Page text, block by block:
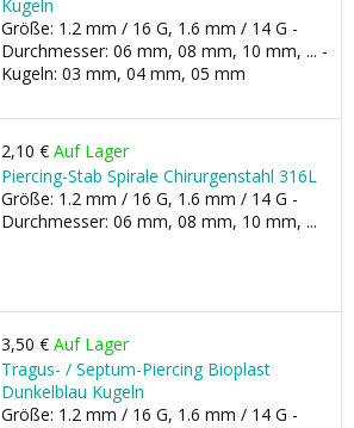
Kugeln
Größe: 1.2 mm / 16 G, 1.6 mm / 14 G -
Durchmesser: 06 mm, 08 mm, 10 mm, ... -
Kugeln: 03 mm, 04 mm, 05 mm
2,10 € Auf Lager
Piercing-Stab Spirale Chirurgenstahl 316L
Größe: 1.2 mm / 16 G, 1.6 mm / 14 G -
Durchmesser: 06 mm, 08 mm, 10 mm, ...
3,50 € Auf Lager
Tragus- / Septum-Piercing Bioplast
Dunkelblau Kugeln
Größe: 1.2 mm / 16 G, 1.6 mm / 14 G -